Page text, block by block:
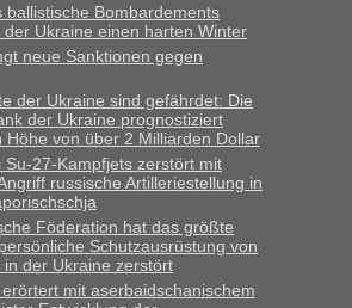
an sich nur sagen dass das privat ist
willst. So lange das nicht
ersichlich das nicht neu sollte es
Dokumente • Deklaration
beim Zoll
nicht, ob ich hier richtig bin mit meiner
Umzugskartons mit gebrauchter
der Einreise in die Ukraine
Kleidung...“
ballistische Bombardements
Ukraine einen harten Winter
neue Sanktionen gegen
der Ukraine sind gefährdet: Die
der Ukraine prognostiziert
Höhe von über 2 Milliarden Dollar
Su-27-Kampfjets zerstört mit
russische Artilleriestellung in
Föderation hat das größte
Schutzausrüstung von
in der Ukraine zerstört
mit aserbaidschanischem